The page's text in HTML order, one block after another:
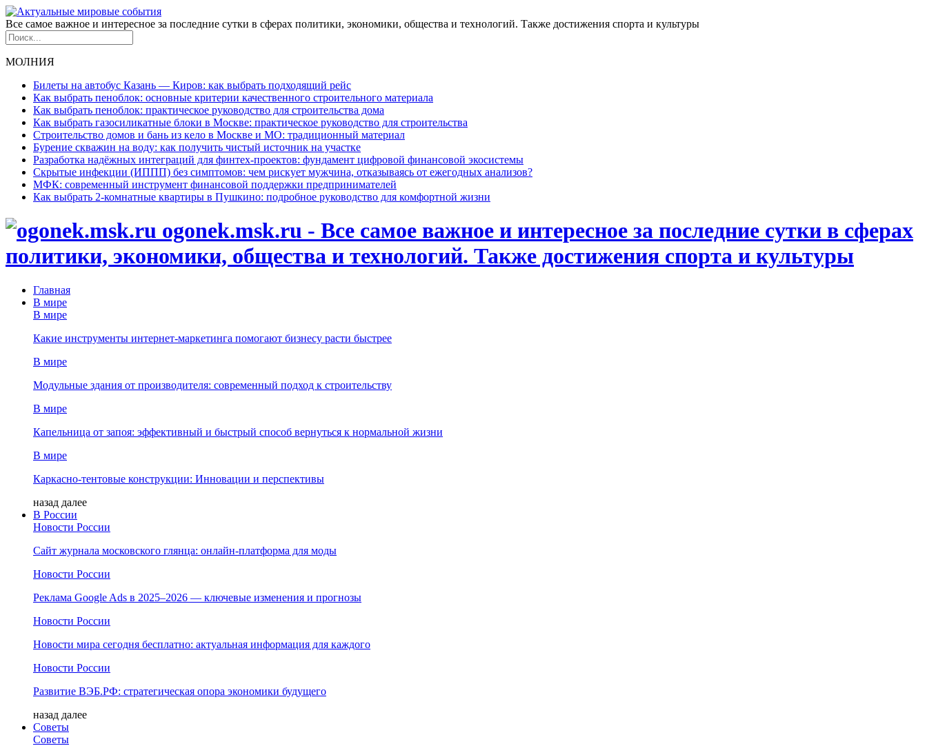
Все самое важное и интересное за последние сутки в сферах политики, экономики, общества и технологий. Также достижения спорта и культуры
МОЛНИЯ
Билеты на автобус Казань — Киров: как выбрать подходящий рейс
Как выбрать пеноблок: основные критерии качественного строительного материала
Как выбрать пеноблок: практическое руководство для строительства дома
Как выбрать газосиликатные блоки в Москве: практическое руководство для строительства
Строительство домов и бань из кело в Москве и МО: традиционный материал
Бурение скважин на воду: как получить чистый источник на участке
Разработка надёжных интеграций для финтех-проектов: фундамент цифровой финансовой экосистемы
Скрытые инфекции (ИППП) без симптомов: чем рискует мужчина, отказываясь от ежегодных анализов?
МФК: современный инструмент финансовой поддержки предпринимателей
Как выбрать 2-комнатные квартиры в Пушкино: подробное руководство для комфортной жизни
ogonek.msk.ru - Все самое важное и интересное за последние сутки в сферах
политики, экономики, общества и технологий. Также достижения спорта и культуры
Главная
В мире
В мире
Какие инструменты интернет-маркетинга помогают бизнесу расти быстрее
В мире
Модульные здания от производителя: современный подход к строительству
В мире
Капельница от запоя: эффективный и быстрый способ вернуться к нормальной жизни
В мире
Каркасно-тентовые конструкции: Инновации и перспективы
назад далее
В России
Новости России
Сайт журнала московского глянца: онлайн‑платформа для моды
Новости России
Реклама Google Ads в 2025–2026 — ключевые изменения и прогнозы
Новости России
Новости мира сегодня бесплатно: актуальная информация для каждого
Новости России
Развитие ВЭБ.РФ: стратегическая опора экономики будущего
назад далее
Советы
Советы